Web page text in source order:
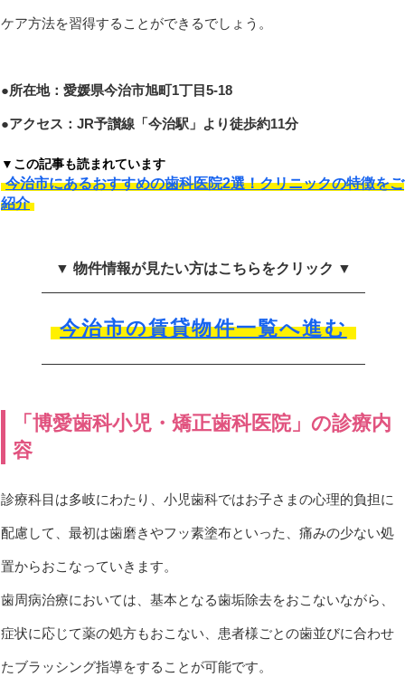
ケア方法を習得することができるでしょう。
●所在地：愛媛県今治市旭町1丁目5-18
●アクセス：JR予讃線「今治駅」より徒歩約11分
▼この記事も読まれています
今治市にあるおすすめの歯科医院2選！クリニックの特徴をご
紹介
▼ 物件情報が見たい方はこちらをクリック ▼
今治市の賃貸物件一覧へ進む
「博愛歯科小児・矯正歯科医院」の診療内
容
診療科目は多岐にわたり、小児歯科ではお子さまの心理的負担に
配慮して、最初は歯磨きやフッ素塗布といった、痛みの少ない処
置からおこなっていきます。
歯周病治療においては、基本となる歯垢除去をおこないながら、
症状に応じて薬の処方もおこない、患者様ごとの歯並びに合わせ
たブラッシング指導をすることが可能です。